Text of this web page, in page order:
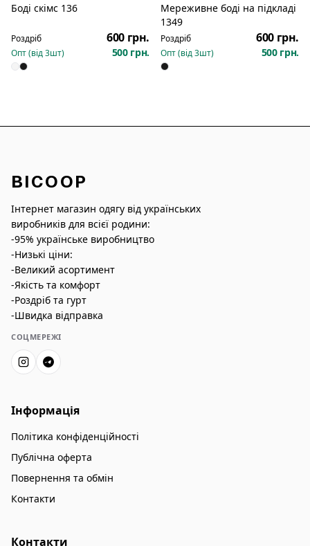
Новинка
Боді скімс 136
Роздріб 600 грн.
Опт (від3шт) 500 грн.
Новинка
Мереживне боді на підкладі
1349
Роздріб 600 грн.
Опт (від3шт) 500 грн.
BICOOP
Інтернет магазин одягу від українських
виробників для всієї родини:
-95% українське виробництво
-Низькі ціни:
-Великий асортимент
-Якість та комфорт
-Роздріб та гурт
-Швидка відправка
СОЦМЕРЕЖІ
Інформація
Політика конфіденційності
Публічна оферта
Повернення та обмін
Контакти
Контакти